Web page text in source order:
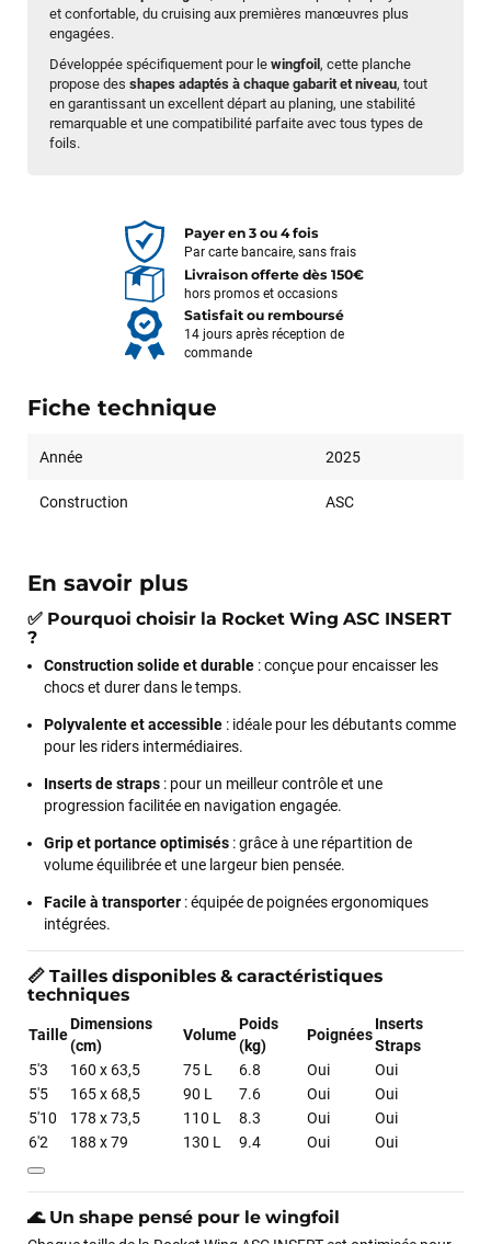
et confortable, du cruising aux premières manœuvres plus
engagées.
Développée spécifiquement pour le wingfoil, cette planche
propose des shapes adaptés à chaque gabarit et niveau, tout
en garantissant un excellent départ au planing, une stabilité
remarquable et une compatibilité parfaite avec tous types de
foils.
Payer en 3 ou 4 fois
Par carte bancaire, sans frais
Livraison offerte dès 150€
hors promos et occasions
Satisfait ou remboursé
14 jours après réception de
commande
Fiche technique
Année 2025
Construction ASC
En savoir plus
✅ Pourquoi choisir la Rocket Wing ASC INSERT
?
Construction solide et durable : conçue pour encaisser les
chocs et durer dans le temps.
Polyvalente et accessible : idéale pour les débutants comme
pour les riders intermédiaires.
Inserts de straps : pour un meilleur contrôle et une
progression facilitée en navigation engagée.
Grip et portance optimisés : grâce à une répartition de
volume équilibrée et une largeur bien pensée.
Facile à transporter : équipée de poignées ergonomiques
intégrées.
📏 Tailles disponibles & caractéristiques
techniques
Taille
Dimensions
(cm)
Volume
Poids
(kg)
Poignées
Inserts
Straps
5'3
160 x 63,5 75 L 6.8 Oui
Oui
5'5
165 x 68,5 90 L 7.6 Oui
Oui
5'10
178 x 73,5 110 L 8.3 Oui
Oui
6'2
188 x 79 130 L 9.4 Oui Oui
🌊 Un shape pensé pour le wingfoil
François
commande validée, le magasin m’a appelé pour confirmer